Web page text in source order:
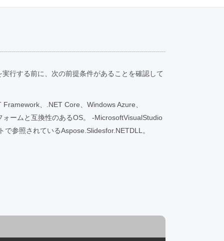
行する前に、次の前提条件があることを確認して
、.NET Core、Windows Azure、
ームと互換性のあるOS。 -MicrosoftVisualStudio
参照されているAspose.Slidesfor.NETDLL。